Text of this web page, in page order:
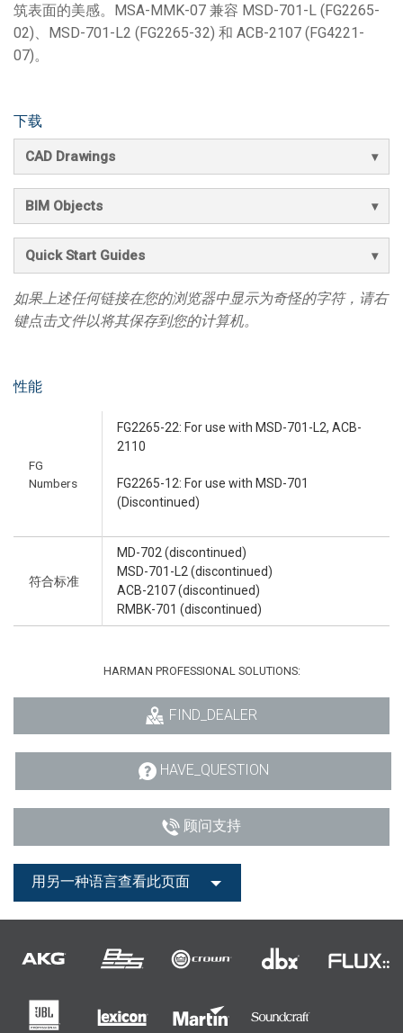
筑表面的美感。MSA-MMK-07 兼容 MSD-701-L (FG2265-
02)、MSD-701-L2 (FG2265-32) 和 ACB-2107 (FG4221-
07)。
下载
CAD Drawings
BIM Objects
Quick Start Guides
如果上述任何链接在您的浏览器中显示为奇怪的字符，请右
键点击文件以将其保存到您的计算机。
性能
FG
Numbers
FG2265-22: For use with MSD-701-L2, ACB-
2110
FG2265-12: For use with MSD-701
(Discontinued)
符合标准
MD-702 (discontinued)
MSD-701-L2 (discontinued)
ACB-2107 (discontinued)
RMBK-701 (discontinued)
HARMAN PROFESSIONAL SOLUTIONS:
FIND_DEALER
HAVE_QUESTION
顾问支持
用另一种语言查看此页面